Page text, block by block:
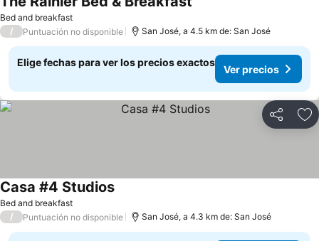
Bed and breakfast
/ Puntuación no disponible San José, a 4.5 km de: San José
Elige fechas para ver los precios exactos
Ver precios
Compartir
Bed and breakfast
Casa #4 Studios
/ Puntuación no disponible San José, a 4.3 km de: San José